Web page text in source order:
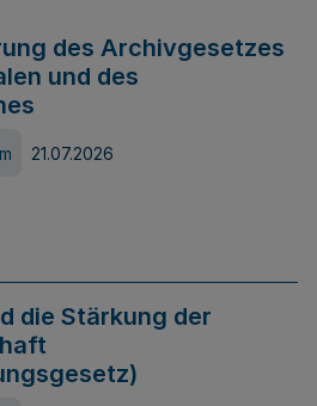
des Archivgesetzes
und des
21.07.2026
die Stärkung der